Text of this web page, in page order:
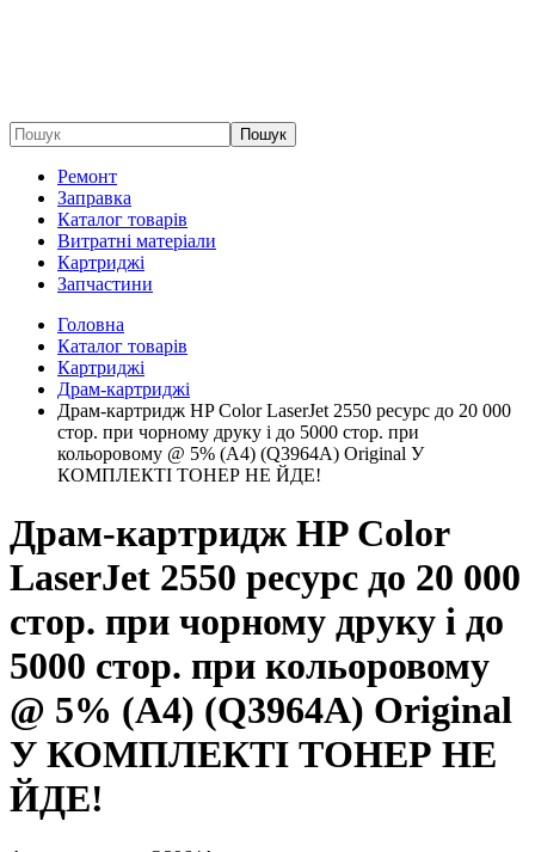
Пошук
Ремонт
Заправка
Каталог товарів
Витратні матеріали
Картриджі
Запчастини
Головна
Каталог товарів
Картриджі
Драм-картриджі
Драм-картридж HP Color LaserJet 2550 ресурс до 20 000
стор. при чорному друку і до 5000 стор. при
кольоровому @ 5% (A4) (Q3964A) Original У
КОМПЛЕКТІ ТОНЕР НЕ ЙДЕ!
Драм-картридж HP Color
LaserJet 2550 ресурс до 20 000
стор. при чорному друку і до
5000 стор. при кольоровому
@ 5% (A4) (Q3964A) Original
У КОМПЛЕКТІ ТОНЕР НЕ
ЙДЕ!